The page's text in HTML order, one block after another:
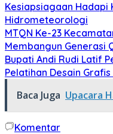
Kesiapsiagaan Hadapi
Hidrometeorologi
MTQN Ke-23
Membangun Generasi
Bupati Andi Rudi Latif
Pelatihan Desain
Baca Juga Upacara
Komentar